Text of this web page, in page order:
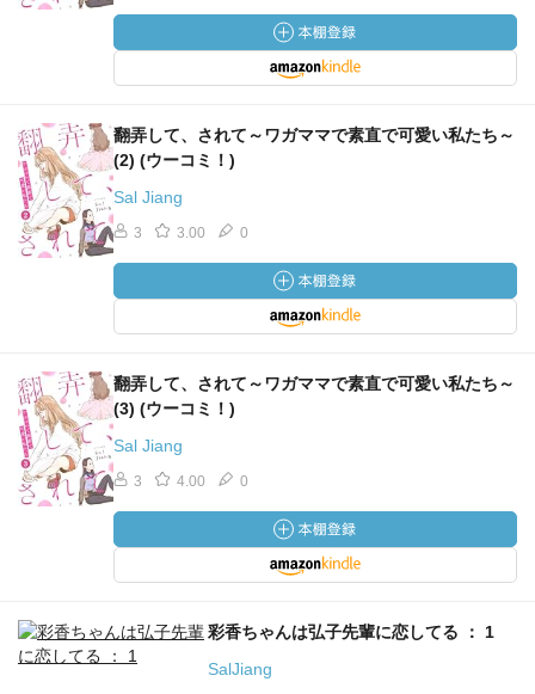
翻弄して、されて～ワガママで素直で可愛い私たち～
(2) (ウーコミ！)
Sal Jiang
3 3.00 0
翻弄して、されて～ワガママで素直で可愛い私たち～
(3) (ウーコミ！)
Sal Jiang
3 4.00 0
彩香ちゃんは弘子先輩に恋してる ： 1
SalJiang